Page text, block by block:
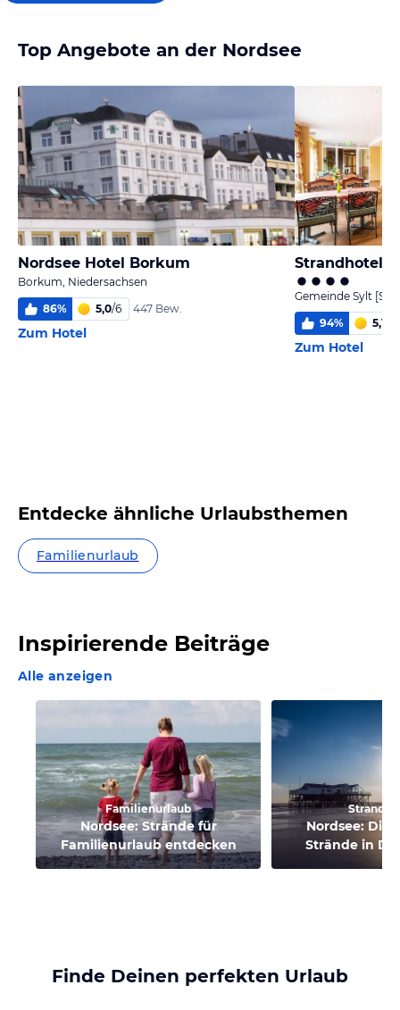
Top Angebote an der Nordsee
Nordsee Hotel Borkum
Borkum, Niedersachsen
86% 5,0/6 447 Bew.
Zum Hotel
Gemeinde Sylt
94% 5,1
Zum Hotel
Entdecke ähnliche Urlaubsthemen
Familienurlaub
Inspirierende Beiträge
Alle anzeigen
Familienurlaub
Nordsee: Strände für
Familienurlaub entdecken
Nordsee: Die
Strände in
Finde Deinen perfekten Urlaub